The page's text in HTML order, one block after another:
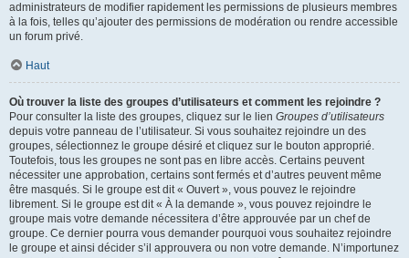
administrateurs de modifier rapidement les permissions de plusieurs membres
à la fois, telles qu’ajouter des permissions de modération ou rendre accessible
un forum privé.
Haut
Où trouver la liste des groupes d’utilisateurs et comment les rejoindre ?
Pour consulter la liste des groupes, cliquez sur le lien Groupes d’utilisateurs
depuis votre panneau de l’utilisateur. Si vous souhaitez rejoindre un des
groupes, sélectionnez le groupe désiré et cliquez sur le bouton approprié.
Toutefois, tous les groupes ne sont pas en libre accès. Certains peuvent
nécessiter une approbation, certains sont fermés et d’autres peuvent même
être masqués. Si le groupe est dit « Ouvert », vous pouvez le rejoindre
librement. Si le groupe est dit « À la demande », vous pouvez rejoindre le
groupe mais votre demande nécessitera d’être approuvée par un chef de
groupe. Ce dernier pourra vous demander pourquoi vous souhaitez rejoindre
le groupe et ainsi décider s’il approuvera ou non votre demande. N’importunez